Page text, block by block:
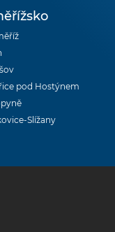
pod Hostýnem
Slížany